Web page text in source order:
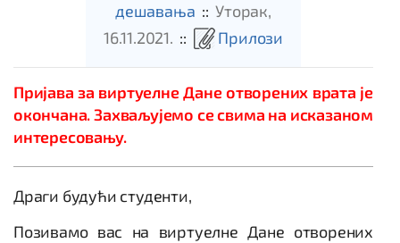
дешавања ::Уторак,
16.11.2021. :: Прилози
Пријава за виртуелне Дане отворених врата је
окончана. Захваљујемо се свима на исказаном
интересовању.
Драги будући студенти,
Позивамо вас на виртуелне Дане отворених